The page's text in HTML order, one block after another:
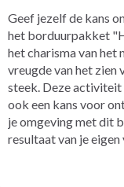
Geef jezelf de kans
het borduurpakket
het charisma van het
vreugde van het zien
steek. Deze activiteit
ook een kans voor
je omgeving met dit
resultaat van je eigen